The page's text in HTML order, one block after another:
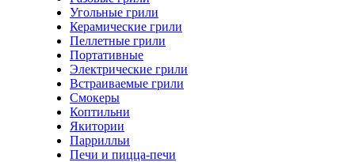
Угольные грили
Керамические грили
Пеллетные грили
Портативные
Электрические грили
Встраиваемые грили
Смокеры
Коптильни
Якитории
Паррилльи
Печи и пицца-печи